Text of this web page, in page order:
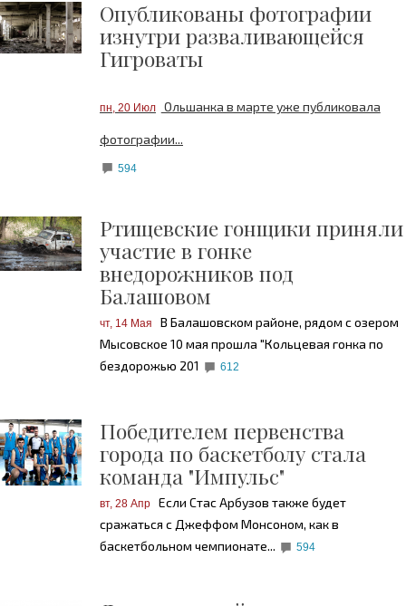
Опубликованы фотографии
изнутри разваливающейся
Гигроваты
пн, 20 Июл Ольшанка в марте уже публиковала
фотографии...
594
Ртищевские гонщики приняли
участие в гонке
внедорожников под
Балашовом
чт, 14 Мая
В Балашовском районе, рядом с озером
Мысовское 10 мая прошла "Кольцевая гонка по
бездорожью 201
612
Победителем первенства
города по баскетболу стала
команда "Импульс"
вт, 28 Апр
Если Стас Арбузов также будет
сражаться с Джеффом Монсоном, как в
баскетбольном чемпионате...
594